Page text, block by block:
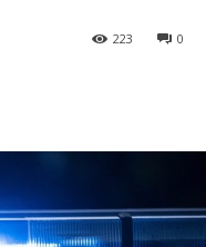
0
223